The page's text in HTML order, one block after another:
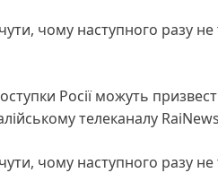
чому наступного разу
Росії можуть
телеканалу
чому наступного разу